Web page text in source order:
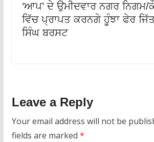
‘ਆਪ’ ਦੇ ਉਮੀਦਵਾਰ ਨਗਰ ਨਿਗਮ/
ਵਿੱਚ ਪ੍ਰਾਪਤ ਕਰਨਗੇ ਹੂੰਝਾ ਫੇਰ
ਸਿੰਘ ਬਰਸਟ
Leave a Reply
Your email address will not be
fields are marked *